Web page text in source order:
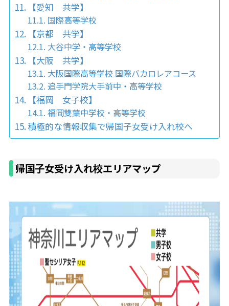
【愛知 共学】
国際高等学校
【京都 共学】
大谷中学・高等学校
【大阪 共学】
大阪国際高等学校 国際バカロレアコース
追手門学院大手前中・高等学校
【福岡 女子校】
福岡雙葉中学校・高等学校
積極的な情報収集で帰国子女受け入れ校へ
帰国子女受け入れ校エリアマップ